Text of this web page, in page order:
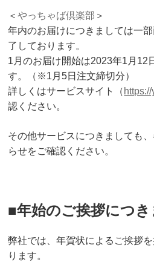
＜やっちゃば倶楽部 ＞
年内のお届けにつきましては一
了しております。
1月のお届け開始は2023年1月12
す。（※1月5日注文締切分）
詳しくはサービスサイト（
認ください。
その他サービスにつきましても
らせをご確認ください。
■年始のご挨拶につき
弊社では、年賀状によるご挨拶
ります。